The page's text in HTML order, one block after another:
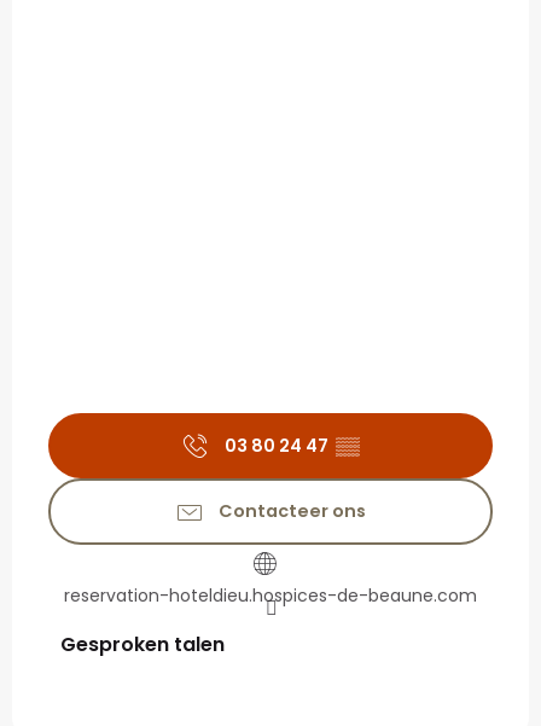
03 80 24 47 ▒▒
Contacteer ons
reservation-hoteldieu.hospices-de-beaune.com
Gesproken talen
Gesproken talen